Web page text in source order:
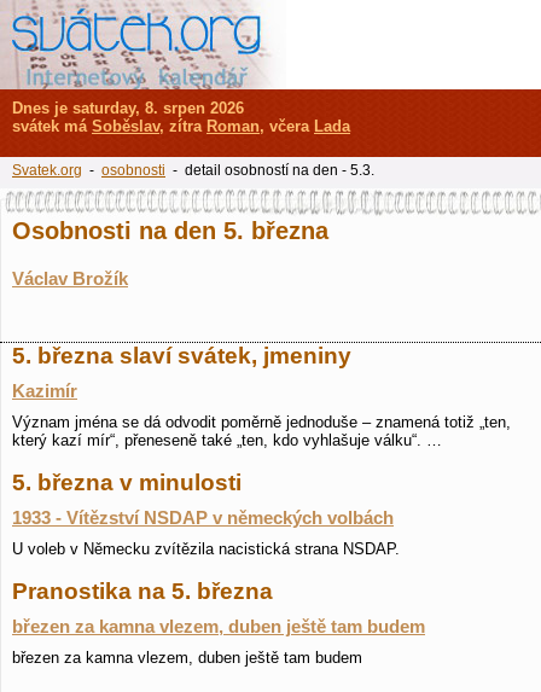
Osobnosti na den 5. března
Václav Brožík
5. března slaví svátek, jmeniny
Kazimír
Význam jména se dá odvodit poměrně jednoduše – znamená totiž „ten,
který kazí mír“, přeneseně také „ten, kdo vyhlašuje válku“. …
5. března v minulosti
1933 - Vítězství NSDAP v německých volbách
U voleb v Německu zvítězila nacistická strana NSDAP.
Pranostika na 5. března
březen za kamna vlezem, duben ještě tam budem
březen za kamna vlezem, duben ještě tam budem
Dnes je saturday, 8. srpen 2026
svátek má Soběslav, zítra Roman, včera Lada
Svatek.org - osobnosti - detail osobností na den - 5.3.